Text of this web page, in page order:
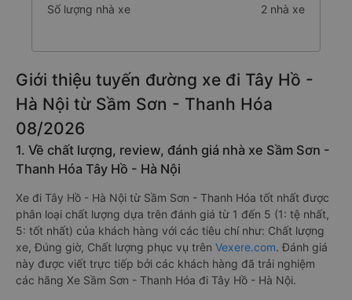
Số lượng nhà xe 2 nhà xe
Giới thiệu tuyến đường xe đi Tây Hồ -
Hà Nội từ Sầm Sơn - Thanh Hóa
08/2026
1. Về chất lượng, review, đánh giá nhà xe Sầm Sơn -
Thanh Hóa Tây Hồ - Hà Nội
Xe đi Tây Hồ - Hà Nội từ Sầm Sơn - Thanh Hóa tốt nhất được
phân loại chất lượng dựa trên đánh giá từ 1 đến 5 (1: tệ nhất,
5: tốt nhất) của khách hàng với các tiêu chí như: Chất lượng
xe, Đúng giờ, Chất lượng phục vụ trên Vexere.com. Đánh giá
này được viết trực tiếp bởi các khách hàng đã trải nghiệm
các hãng Xe Sầm Sơn - Thanh Hóa đi Tây Hồ - Hà Nội.